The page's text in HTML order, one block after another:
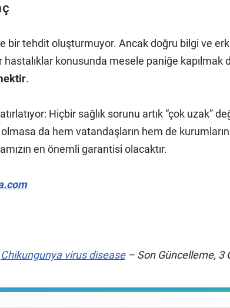
bir tehdit oluşturmuyor. Ancak doğru bilgi ve
hastalıklar konusunda mesele paniğe kapılmak
.
Hiçbir sağlık sorunu artık “çok uzak”
da hem vatandaşların hem de
en önemli garantisi olacaktır.
Chikungunya virus disease– Son Güncelleme, 3